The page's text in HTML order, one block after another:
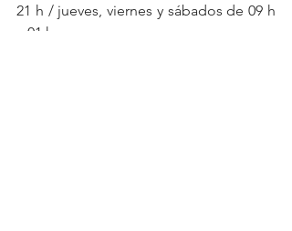
21 h / jueves, viernes y sábados de 09 h
a 01 h